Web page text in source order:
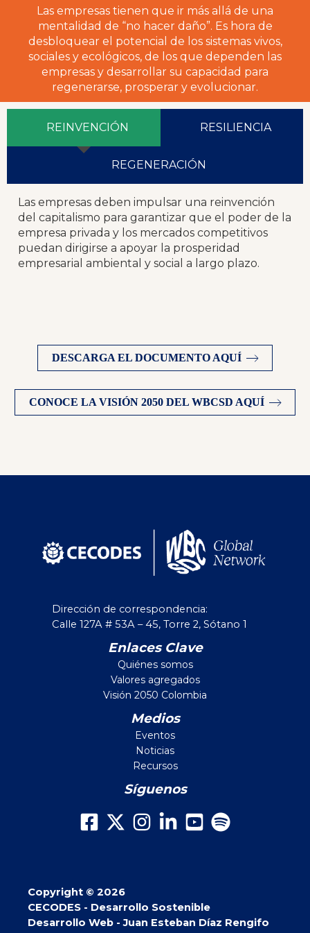
Las empresas tienen que ir más allá de una
mentalidad de “no hacer daño”. Es hora de
desbloquear el potencial de los sistemas vivos,
sociales y ecológicos, de los que dependen las
empresas y desarrollar su capacidad para
regenerarse, prosperar y evolucionar.
REINVENCIÓN RESILIENCIA
REGENERACIÓN
Las empresas deben impulsar una reinvención
del capitalismo para garantizar que el poder de la
empresa privada y los mercados competitivos
puedan dirigirse a apoyar la prosperidad
empresarial ambiental y social a largo plazo.
DESCARGA EL DOCUMENTO AQUÍ
CONOCE LA VISIÓN 2050 DEL WBCSD AQUÍ
Dirección de correspondencia:
Calle 127A # 53A – 45, Torre 2, Sótano 1
Enlaces Clave
Quiénes somos
Valores agregados
Visión 2050 Colombia
Medios
Eventos
Noticias
Recursos
Síguenos
Copyright © 2026
CECODES - Desarrollo Sostenible
Desarrollo Web - Juan Esteban Díaz Rengifo